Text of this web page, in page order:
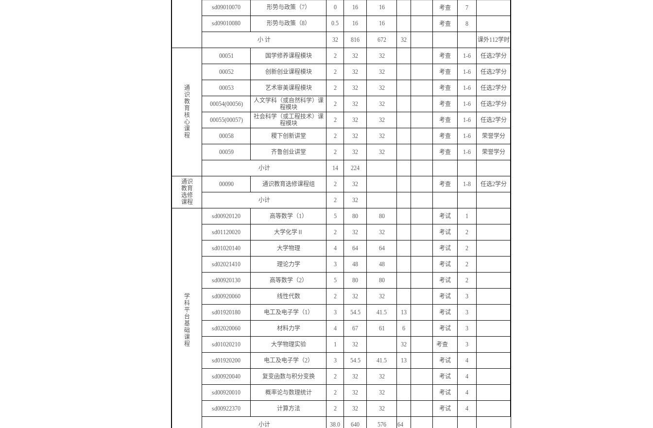
sd09010070 形势与政策（7） 0 16 16 考查 7
sd09010080 形势与政策（8） 0.5 16 16 考查 8
小 计 32 816 672 32 课外112学时
通
识
教
育
核
心
课
程
00051 国学修养课程模块 2 32 32 考查 1-6 任选2学分
00052 创新创业课程模块 2 32 32 考查 1-6 任选2学分
00053 艺术审美课程模块 2 32 32 考查 1-6 任选2学分
00054(00056)
人文学科（或自然科学）课
程模块
2 32 32 考查 1-6 任选2学分
00055(00057)
社会科学（或工程技术）课
程模块
2 32 32 考查 1-6 任选2学分
00058 稷下创新讲堂 2 32 32 考查 1-6 荣誉学分
00059 齐鲁创业讲堂 2 32 32 考查 1-6 荣誉学分
小计 14
224
通识
教育
选修
课程
00090 通识教育选修课程组 2 32 考查 1-8 任选2学分
小计 2 32
学
科
平
台
基
础
课
程
sd00920120 高等数学（1） 5 80 80 考试 1
sd01120020 大学化学Ⅱ 2 32 32 考试 2
sd01020140 大学物理 4 64 64 考试 2
sd02021410 理论力学 3 48 48 考试 2
sd00920130 高等数学（2） 5 80 80 考试 2
sd00920060 线性代数 2 32 32 考试 3
sd01920180 电工及电子学（1） 3 54.5 41.5 13 考试 3
sd02020060 材料力学 4 67 61 6 考试 3
sd01020210 大学物理实验 1 32 32 考查 3
sd01920200 电工及电子学（2） 3 54.5 41.5 13 考试 4
sd00920040 复变函数与积分变换 2 32 32 考试 4
sd00920010 概率论与数理统计 2 32 32 考试 4
sd00922370 计算方法 2 32 32 考试 4
小计 38.0 640 576 64